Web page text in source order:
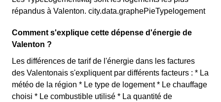
répandus à Valenton. city.data.graphePieTypelogement
Comment s'explique cette dépense d'énergie de
Valenton ?
Les différences de tarif de l'énergie dans les factures
des Valentonais s'expliquent par différents facteurs : * La
météo de la région * Le type de logement * Le chauffage
choisi * Le combustible utilisé * La quantité de